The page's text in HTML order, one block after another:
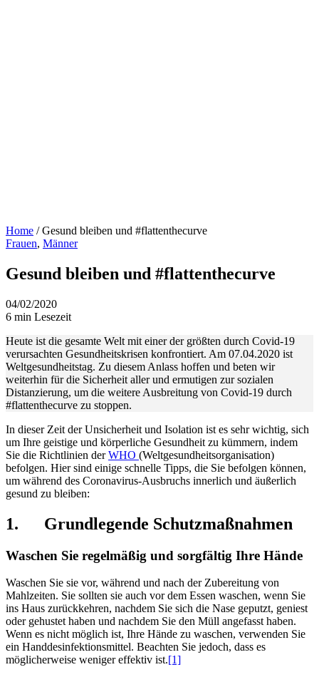
Home /Gesund bleiben und #flattenthecurve
Frauen, Männer
Gesund bleiben und #flattenthecurve
04/02/2020
6 min Lesezeit
Heute ist die gesamte Welt mit einer der größten durch Covid-19
verursachten Gesundheitskrisen konfrontiert. Am 07.04.2020 ist
Weltgesundheitstag. Zu diesem Anlass hoffen und beten wir
weiterhin für die Sicherheit aller und ermutigen zur sozialen
Distanzierung, um die weitere Ausbreitung von Covid-19 durch
#flattenthecurve zu stoppen.
In dieser Zeit der Unsicherheit und Isolation ist es sehr wichtig, sich
um Ihre geistige und körperliche Gesundheit zu kümmern, indem
Sie die Richtlinien derWHO (Weltgesundheitsorganisation)
befolgen. Hier sind einige schnelle Tipps, die Sie befolgen können,
um während des Coronavirus-Ausbruchs innerlich und äußerlich
gesund zu bleiben:
1. Grundlegende Schutzmaßnahmen
Waschen Sie regelmäßig und sorgfältig Ihre Hände
Waschen Sie sie vor, während und nach der Zubereitung von
Mahlzeiten. Sie sollten sie auch vor dem Essen waschen, wenn Sie
ins Haus zurückkehren, nachdem Sie sich die Nase geputzt, geniest
oder gehustet haben und nachdem Sie den Müll angefasst haben.
Wenn es nicht möglich ist, Ihre Hände zu waschen, verwenden Sie
ein Handdesinfektionsmittel. Beachten Sie jedoch, dass es
möglicherweise weniger effektiv ist.[1]